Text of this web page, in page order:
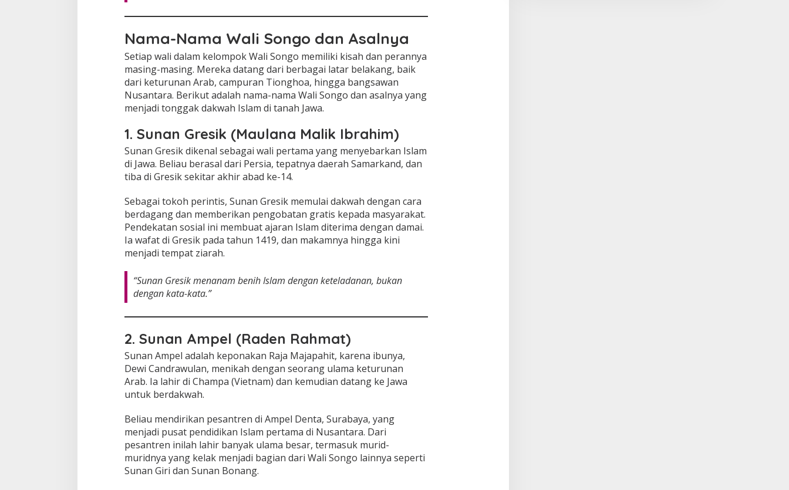
Nama-Nama Wali Songo dan Asalnya
Setiap wali dalam kelompok Wali Songo memiliki kisah dan perannya
masing-masing. Mereka datang dari berbagai latar belakang, baik
dari keturunan Arab, campuran Tionghoa, hingga bangsawan
Nusantara. Berikut adalah nama-nama Wali Songo dan asalnya yang
menjadi tonggak dakwah Islam di tanah Jawa.
1. Sunan Gresik (Maulana Malik Ibrahim)
Sunan Gresik dikenal sebagai wali pertama yang menyebarkan Islam
di Jawa. Beliau berasal dari Persia, tepatnya daerah Samarkand, dan
tiba di Gresik sekitar akhir abad ke-14.
Sebagai tokoh perintis, Sunan Gresik memulai dakwah dengan cara
berdagang dan memberikan pengobatan gratis kepada masyarakat.
Pendekatan sosial ini membuat ajaran Islam diterima dengan damai.
Ia wafat di Gresik pada tahun 1419, dan makamnya hingga kini
menjadi tempat ziarah.
“Sunan Gresik menanam benih Islam dengan keteladanan, bukan
dengan kata-kata.”
2. Sunan Ampel (Raden Rahmat)
Sunan Ampel adalah keponakan Raja Majapahit, karena ibunya,
Dewi Candrawulan, menikah dengan seorang ulama keturunan
Arab. Ia lahir di Champa (Vietnam) dan kemudian datang ke Jawa
untuk berdakwah.
Beliau mendirikan pesantren di Ampel Denta, Surabaya, yang
menjadi pusat pendidikan Islam pertama di Nusantara. Dari
pesantren inilah lahir banyak ulama besar, termasuk murid-
muridnya yang kelak menjadi bagian dari Wali Songo lainnya seperti
Sunan Giri dan Sunan Bonang.